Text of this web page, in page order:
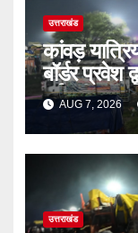
उत्तराखंड
कांवड़
बॉर्डर प्रवेश
गई रंगीन
AUG 7, 2026
उत्तराखंड